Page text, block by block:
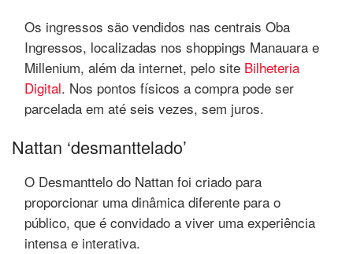
Os ingressos são vendidos nas centrais Oba
Ingressos, localizadas nos shoppings Manauara e
Millenium, além da internet, pelo site Bilheteria
Digital. Nos pontos físicos a compra pode ser
parcelada em até seis vezes, sem juros.
Nattan ‘desmanttelado’
O Desmanttelo do Nattan foi criado para
proporcionar uma dinâmica diferente para o
público, que é convidado a viver uma experiência
intensa e interativa.